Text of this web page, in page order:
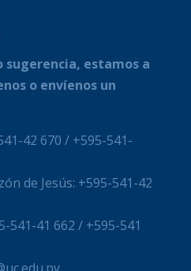
sugerencia, estamos a
o envíenos un
42 670 / +595-541-
de Jesús: +595-541-42
541-41 662 / +595-541